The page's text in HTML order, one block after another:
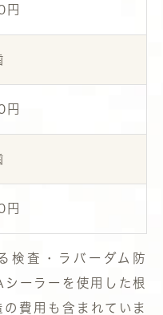
円
円
円
検査・ラバーダム防
ーラーを使用した根
費用も含まれていま